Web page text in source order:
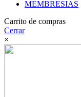
MEMBRESIAS
Carrito de compras
Cerrar
×